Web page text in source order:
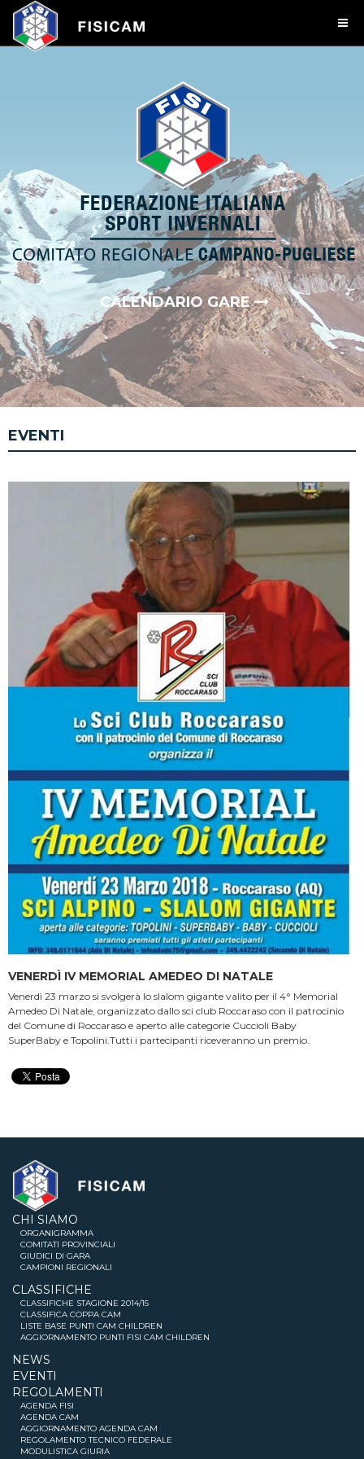
CALENDARIO GARE
EVENTI
VENERDÌ IV MEMORIAL AMEDEO DI NATALE
Venerdì 23 marzo si svolgerà lo slalom gigante valito per il 4° Memorial
Amedeo Di Natale, organizzato dallo sci club Roccaraso con il patrocinio
del Comune di Roccaraso e aperto alle categorie Cuccioli Baby
SuperBaby e Topolini.Tutti i partecipanti riceveranno un premio.
CHI SIAMO
ORGANIGRAMMA
COMITATI PROVINCIALI
GIUDICI DI GARA
CAMPIONI REGIONALI
CLASSIFICHE
CLASSIFICHE STAGIONE 2014/15
CLASSIFICA COPPA CAM
LISTE BASE PUNTI CAM CHILDREN
AGGIORNAMENTO PUNTI FISI CAM CHILDREN
NEWS
EVENTI
REGOLAMENTI
AGENDA FISI
AGENDA CAM
AGGIORNAMENTO AGENDA CAM
REGOLAMENTO TECNICO FEDERALE
MODULISTICA GIURIA